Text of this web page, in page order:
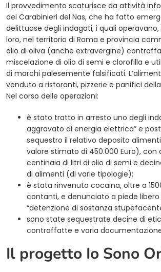
Il provvedimento scaturisce da attività
dei Carabinieri del Nas, che ha fatto
delittuose degli indagati, i quali
loro, nel territorio di Roma e provincia
olio di oliva (anche extravergine)
miscelazione di olio di semi e clorofilla e
di marchi palesemente falsificati.
venduto a ristoranti, pizzerie e panifici
Nel corso delle operazioni:
è stato tratto in arresto uno degli
aggravato di energia elettrica” e
sequestro il relativo deposito
valore stimato di 450.000 Euro), con
centinaia di litri di olio di semi e
di alimenti (di varie tipologie);
è stata rinvenuta cocaina, oltre a
contanti, e denunciato a piede
“detenzione di sostanza
sono state sequestrate decine di
contraffatte e varia
Il progetto Io Sono